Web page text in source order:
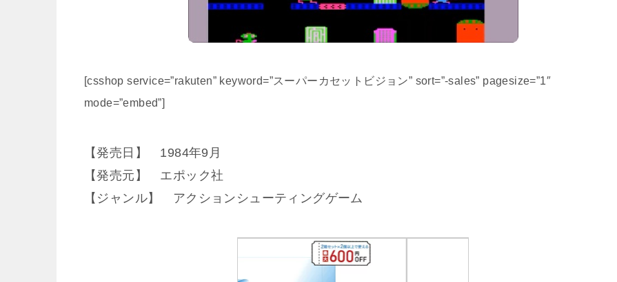
[csshop service=”rakuten” keyword=”スーパーカセットビジョン” sort=”-sales” pagesize=”1″
mode=”embed”]
【発売日】 1984年9月
【発売元】 エポック社
【ジャンル】 アクションシューティングゲーム